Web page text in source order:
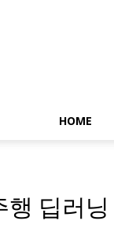
HOME
행 딥러닝